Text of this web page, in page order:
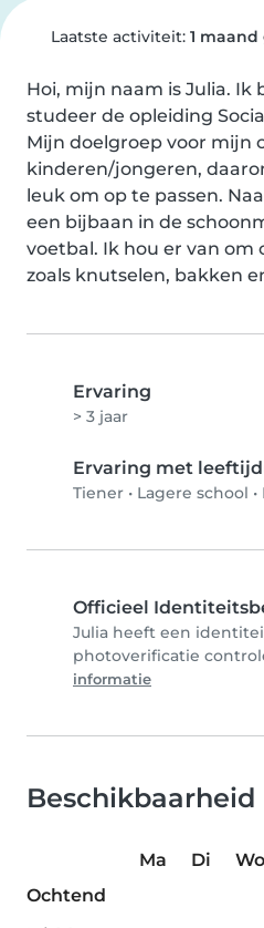
Laatste activiteit: 1
Hoi, mijn naam is Julia. Ik
studeer de opleiding
Mijn doelgroep voor mijn
kinderen/jongeren,
leuk om op te passen.
een bijbaan in de
voetbal. Ik hou er van om
zoals knutselen, bakken
Ervaring
> 3 jaar
Ervaring met
Tiener • Lagere school •
Officieel
Julia heeft een
photoverificatie
informatie
Beschikbaarheid
Ma Di Wo
Ochtend